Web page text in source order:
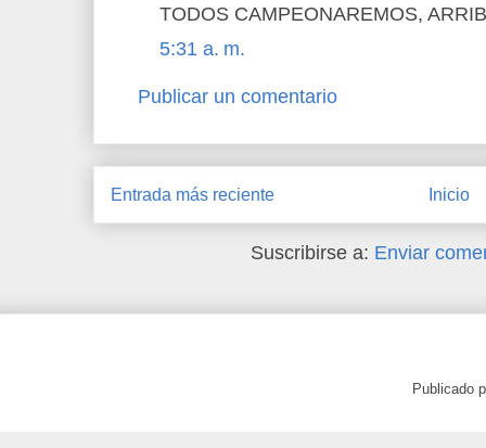
TODOS CAMPEONAREMOS,
5:31 a. m.
Publicar un comentario
Entrada más reciente Inicio
Suscribirse a: Enviar
Publicado